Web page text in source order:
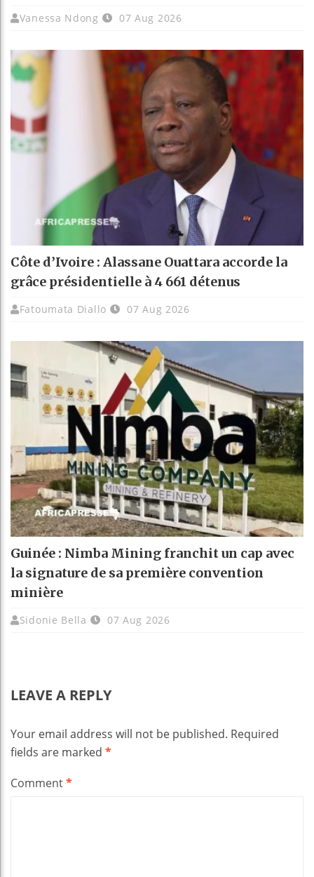
Vanessa Ndong 07 Aug 2026
Côte d’Ivoire : Alassane Ouattara accorde la
grâce présidentielle à 4 661 détenus
Fatoumata Diallo 07 Aug 2026
Guinée : Nimba Mining franchit un cap avec
la signature de sa première convention
minière
Sidonie Bella 07 Aug 2026
LEAVE A REPLY
Your email address will not be published. Required
fields are marked *
Comment*